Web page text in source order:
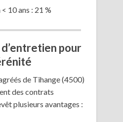
10 ans : 21 %
pour
de Tihange (4500)
des contrats
plusieurs avantages :